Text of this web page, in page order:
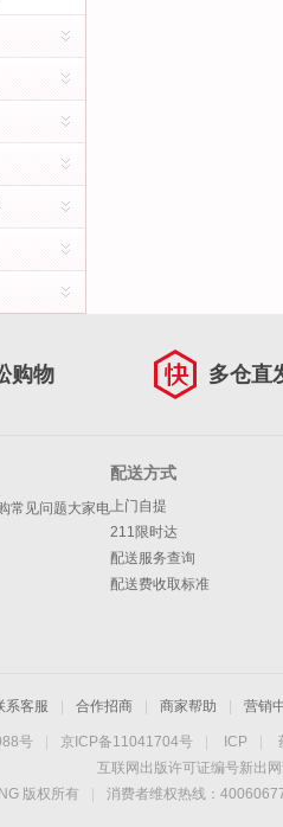
购物 多仓直
常见问题大家电
配送方式
上门自提
211限时达
配送服务查询
配送费收取标准
系客服 合作招商 商家帮助 营销
号 京ICP备11041704号 ICP
互联网出版许可证编号新出
版权所有 消费者维权热线：